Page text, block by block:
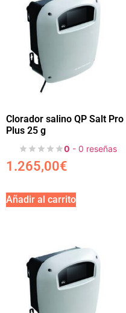
Clorador salino QP Salt Pro
Plus 25 g
0 - 0 reseñas
1.265,00€
Añadir al carrito